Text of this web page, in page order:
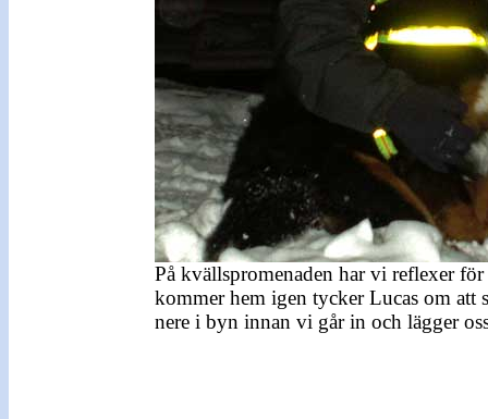
På kvällspromenaden har vi reflexer
kommer hem igen tycker Lucas om att
nere i byn innan vi går in och lägger